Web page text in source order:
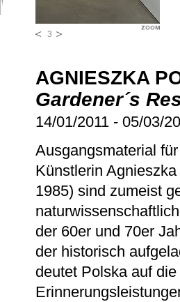
3
AGNIESZKA
Gardener´s
14/01/2011 - 05/03/
Ausgangsmaterial
Künstlerin
1985) sind zumeist
der 60er und 70er
der historisch
deutet Polska auf